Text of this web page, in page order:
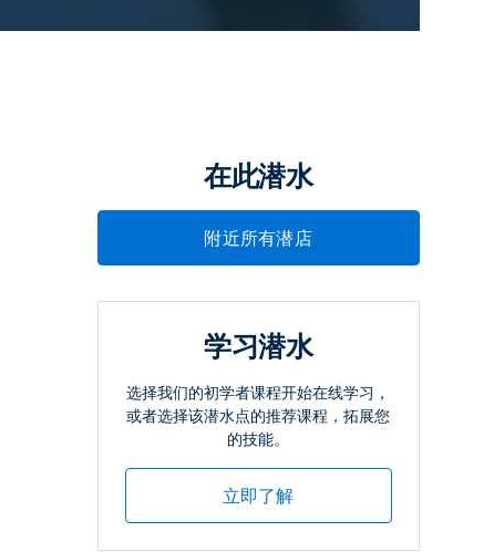
在此潜水
附近所有潜店
学习潜水
选择我们的初学者课程开始在线学习，
或者选择该潜水点的推荐课程，拓展您
的技能。
立即了解